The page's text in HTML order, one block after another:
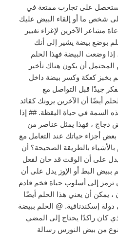
ستحصل على تجارب ممتعة في
شخص ما أو إلقاء البيض عليك
مشاعر الآخرين لإغراء تغيير
بوضع بيضة يشير إلى أنك
وضعت البيضة فهذا الحلم
أن يكون هناك تأخير
بخبز كعكة وكسر بيضة داخل
جيدًا قبل التواصل مع
أيضًا أن الآخرين يرونك كقائد
السمة في حياة اليقظة. ## إذا
دجاج ، فهذا يمثل عناصر من
أجزاء حياتك عند التعامل مع
بالطريقة الصحيحة؟ أن
على أن الوقت قد حان لفعل
ببيض البط أو الإوز يدل على أن
ترمز إلى أسلوب حياة فخم قادم
يمكن أن يعني هذا الحلم أيضًا
إسكندنافية. @ الحلم ببيضة
كان راكدًا يحتاج إلى المضي
نوع من بيض النورس رسالة